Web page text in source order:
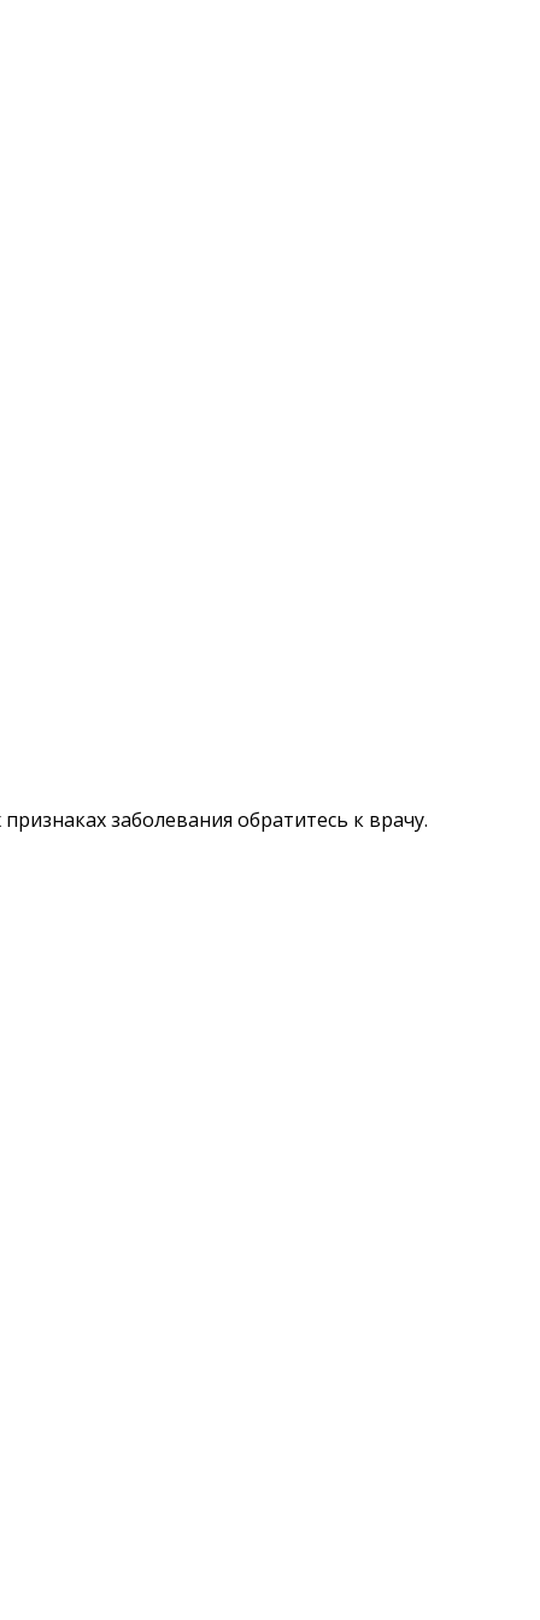
заболевания обратитесь к врачу.